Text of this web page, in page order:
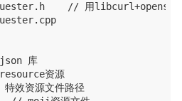
// 用libcurl+openssl
库
资源
效资源文件路径